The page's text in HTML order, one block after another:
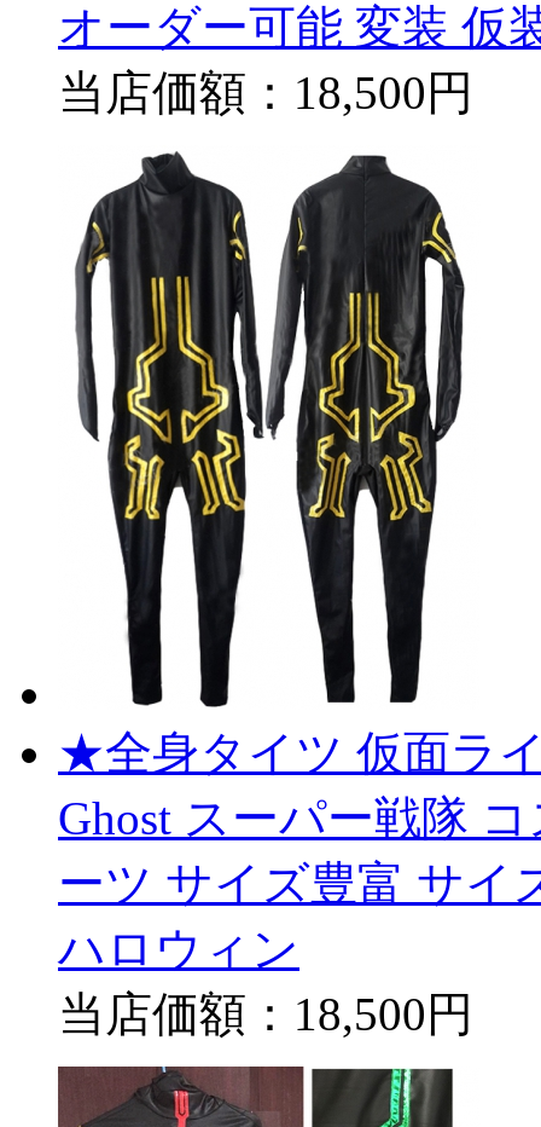
オーダー可能 変装 仮
当店価額： 18,500円
★全身タイツ 仮面ラ
Ghost スーパー戦隊
ーツ サイズ豊富 サイ
ハロウィン
当店価額： 18,500円